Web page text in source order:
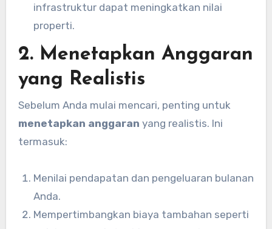
infrastruktur dapat meningkatkan nilai
properti.
2. Menetapkan Anggaran
yang Realistis
Sebelum Anda mulai mencari, penting untuk
menetapkan anggaran yang realistis. Ini
termasuk:
Menilai pendapatan dan pengeluaran bulanan
Anda.
Mempertimbangkan biaya tambahan seperti